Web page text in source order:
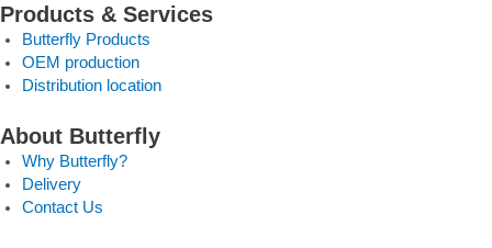
Products & Services
Butterfly Products
OEM production
Distribution location
About Butterfly
Why Butterfly?
Delivery
Contact Us